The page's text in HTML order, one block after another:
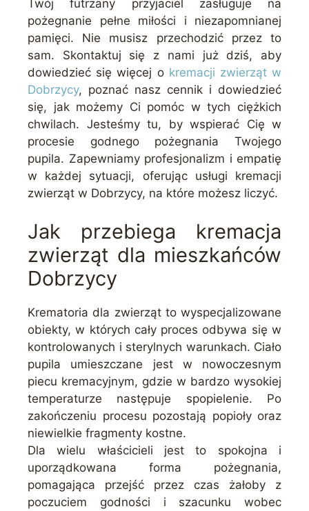
Twój futrzany przyjaciel zasługuje na
pożegnanie pełne miłości i niezapomnianej
pamięci. Nie musisz przechodzić przez to
sam. Skontaktuj się z nami już dziś, aby
dowiedzieć się więcej o kremacji zwierząt w
Dobrzycy, poznać nasz cennik i dowiedzieć
się, jak możemy Ci pomóc w tych ciężkich
chwilach. Jesteśmy tu, by wspierać Cię w
procesie godnego pożegnania Twojego
pupila. Zapewniamy profesjonalizm i empatię
w każdej sytuacji, oferując usługi kremacji
zwierząt w Dobrzycy, na które możesz liczyć.
Jak przebiega kremacja
zwierząt dla mieszkańców
Dobrzycy
Krematoria dla zwierząt to wyspecjalizowane
obiekty, w których cały proces odbywa się w
kontrolowanych i sterylnych warunkach. Ciało
pupila umieszczane jest w nowoczesnym
piecu kremacyjnym, gdzie w bardzo wysokiej
temperaturze następuje spopielenie. Po
zakończeniu procesu pozostają popioły oraz
niewielkie fragmenty kostne.
Dla wielu właścicieli jest to spokojna i
uporządkowana forma pożegnania,
pomagająca przejść przez czas żałoby z
poczuciem godności i szacunku wobec